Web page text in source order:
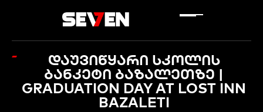
ᲓᲐᲣᲕᲘᲬᲧᲐᲠᲘ ᲡᲙᲝᲚᲘᲡ
ᲑᲐᲜᲙᲔᲢᲘ ᲑᲐᲖᲐᲚᲔᲗᲖᲔ |
GRADUATION DAY AT LOST INN
BAZALETI